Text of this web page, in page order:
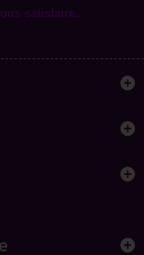
satisfaire.